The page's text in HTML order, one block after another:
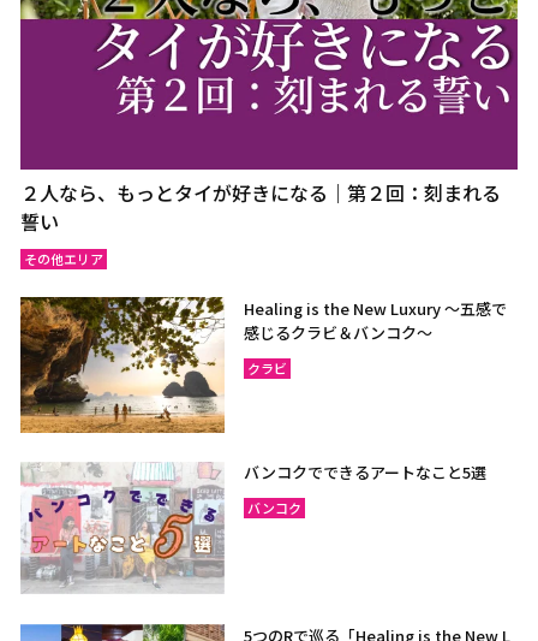
２人なら、もっとタイが好きになる｜第２回：刻まれる
誓い
その他エリア
Healing is the New Luxury ～五感で
感じるクラビ＆バンコク～
クラビ
バンコクでできるアートなこと5選
バンコク
5つのRで巡る「Healing is the New L